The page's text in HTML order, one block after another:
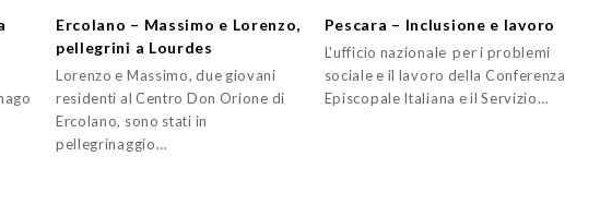
Ercolano – Massimo e Lorenzo,
pellegrini a Lourdes
Lorenzo e Massimo, due giovani
residenti al Centro Don Orione di
Ercolano, sono stati in
pellegrinaggio…
Pescara – Inclusione e lavoro
L'ufficio nazionale per i problemi
sociale e il lavoro della Conferenza
Episcopale Italiana e il Servizio…